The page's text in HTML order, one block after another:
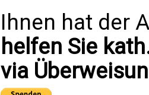
Ihnen hat der
helfen Sie
via